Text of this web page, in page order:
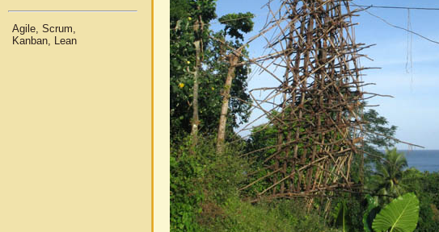
Agile, Scrum,
Kanban, Lean